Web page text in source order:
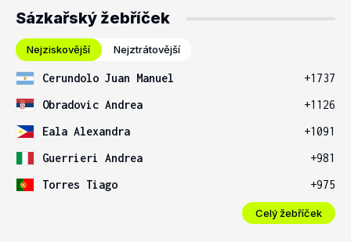
Sázkařský žebříček
Nejziskovější Nejztrátovější
Cerundolo Juan Manuel
+1737
Obradovic Andrea
+1126
Eala Alexandra
+1091
Guerrieri Andrea
+981
Torres Tiago
+975
Celý žebříček